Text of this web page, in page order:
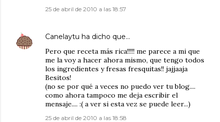
25 de abril de 2010 a las 18:57
Canelaytu ha dicho que…
Pero que receta más rica!!!!! me parece a mi que
me la voy a hacer ahora mismo, que tengo todos
los ingredientes y fresas fresquitas!! jajjaaja
Besitos!
(no se por qué a veces no puedo ver tu blog....
como ahora tampoco me deja escribir el
mensaje.... :( a ver si esta vez se puede leer...)
25 de abril de 2010 a las 18:58